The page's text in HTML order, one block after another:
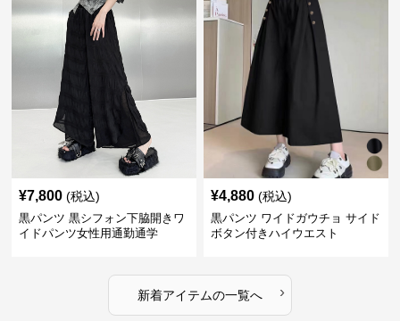
¥7,800 (税込)
黒パンツ 黒シフォン下脇開きワ
イドパンツ女性用通勤通学
¥4,880 (税込)
黒パンツ ワイドガウチョ サイド
ボタン付きハイウエスト
新着アイテムの一覧へ ›